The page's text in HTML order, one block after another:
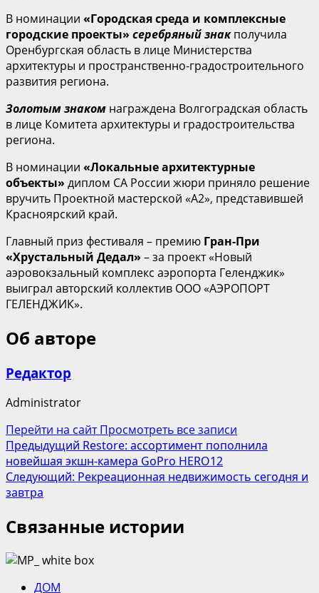
В номинации «Городская среда и комплексные
городские проекты» серебряный знакполучила
Оренбургская область в лице Министерства
архитектуры и пространственно-градостроительного
развития региона.
Золотым знаком награждена Волгоградская область
в лице Комитета архитектуры и градостроительства
региона.
В номинации «Локальные архитектурные
объекты» диплом СА России жюри приняло решение
вручить Проектной мастерской «А2», представившей
Красноярский край.
Главный приз фестиваля – премию Гран-При
«Хрустальный Дедал» – за проект «Новый
аэровокзальный комплекс аэропорта Геленджик»
выиграл авторский коллектив ООО «АЭРОПОРТ
ГЕЛЕНДЖИК».
Об авторе
Редактор
Administrator
Перейти на сайтПросмотреть все записи
Навигация
записи
Предыдущий Restore: ассортимент пополнила
новейшая экшн-камера GoPro HERO12
Следующий: Рекреационная недвижимость сегодня и
завтра
Связанные истории
ДОМ